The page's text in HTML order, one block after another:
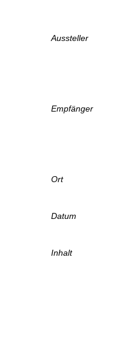
Aussteller
Empfänger
Ort
Datum
Inhalt